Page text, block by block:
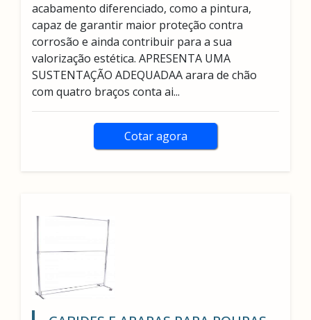
acabamento diferenciado, como a pintura,
capaz de garantir maior proteção contra
corrosão e ainda contribuir para a sua
valorização estética. APRESENTA UMA
SUSTENTAÇÃO ADEQUADAA arara de chão
com quatro braços conta ai...
Cotar agora